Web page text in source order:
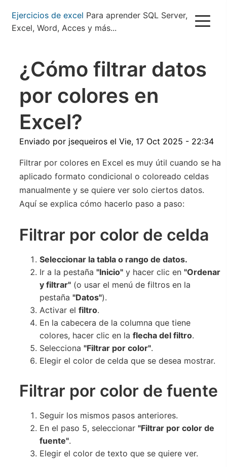
Pasar
contenido
Ejercicios de excel Para aprender SQL Server,
Excel, Word, Acces y más...
¿Cómo filtrar datos
por colores en
Excel?
Enviado por jsequeiros el Vie, 17 Oct 2025 - 22:34
Filtrar por colores en Excel es muy útil cuando se ha
aplicado formato condicional o coloreado celdas
manualmente y se quiere ver solo ciertos datos.
Aquí se explica cómo hacerlo paso a paso:
Filtrar por color de celda
Seleccionar la tabla o rango de datos.
Ir a la pestaña "Inicio" y hacer clic en "Ordenar
y filtrar" (o usar el menú de filtros en la
pestaña "Datos").
Activar el filtro.
En la cabecera de la columna que tiene
colores, hacer clic en la flecha del filtro.
Selecciona "Filtrar por color".
Elegir el color de celda que se desea mostrar.
Filtrar por color de fuente
Seguir los mismos pasos anteriores.
En el paso 5, seleccionar "Filtrar por color de
fuente".
Elegir el color de texto que se quiere ver.